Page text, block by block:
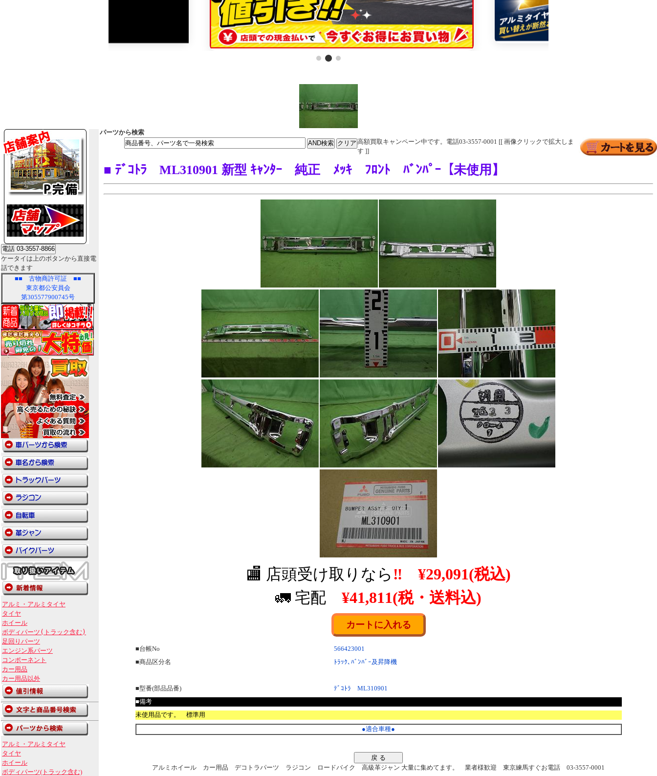
ケータイは上のボタンから直接電
話できます
■■ 古物商許可証 ■■
東京都公安員会
第305577900745号
アルミ・アルミタイヤ
タイヤ
ホイール
ボディパーツ(トラック含む)
足回りパーツ
エンジン系パーツ
コンポーネント
カー用品
カー用品以外
アルミ・アルミタイヤ
タイヤ
ホイール
ボディパーツ(トラック含む)
パーツから検索
高額買取キャンペーン中です。電話03-3557-0001 [[ 画像クリックで拡大しま
す ]]
■ ﾃﾞｺﾄﾗ ML310901 新型 ｷｬﾝﾀｰ 純正 ﾒｯｷ ﾌﾛﾝﾄ ﾊﾞﾝﾊﾟｰ【未使用】
🏬 店頭受け取りなら ‼ ¥29,091(税込)
🚛 宅配 ¥41,811(税・送料込)
■台帳No
566423001
■商品区分名
ﾄﾗｯｸ､ﾊﾞﾝﾊﾞｰ及昇降機
■型番(部品品番)
ﾃﾞｺﾄﾗ ML310901
■備考
未使用品です。 標準用
●適合車種●
戻 る
アルミホイール カー用品 デコトラパーツ ラジコン ロードバイク 高級革ジャン 大量に集めてます。 業者様歓迎 東京練馬すぐお電話 03-3557-0001